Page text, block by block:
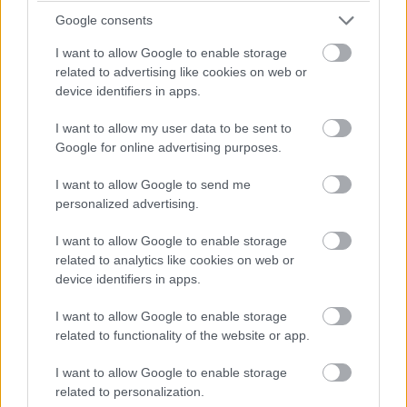
Google consents
I want to allow Google to enable storage
related to advertising like cookies on web or
device identifiers in apps.
I want to allow my user data to be sent to
Google for online advertising purposes.
I want to allow Google to send me
personalized advertising.
I want to allow Google to enable storage
related to analytics like cookies on web or
device identifiers in apps.
I want to allow Google to enable storage
related to functionality of the website or app.
I want to allow Google to enable storage
related to personalization.
Hogy pontosan mik azok az elemek, amelyek
természetfeletti címen helyet kaptak az epizódokban,
arról a spoilerek elkerülése végett inkább nem beszélnék.
mindig olyan izgalmasnak az ötletet, az érdekesség-
faktor mindig közrejátszott és mindig érdekelt, hogy
legközelebb mivel rukkolnak elő a forgatókönyvírók.
Egyik-másik kifejezetten laposra sikerült (az első három
szegmensnél éreztem, hogy nagyon igényelt volna
valami plusz csavart), de az utolsó kettő már pikánsabb
és bizarrabb színezetet kapott, itt jobban életre kelt a